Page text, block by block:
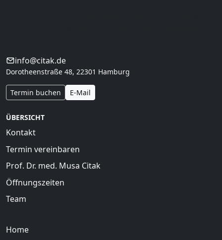
info@citak.de
Dorotheenstraße 48, 22301 Hamburg
Termin buchen E-Mail
ÜBERSICHT
Kontakt
Termin vereinbaren
Prof. Dr. med. Musa Citak
Öffnungszeiten
Team
Home